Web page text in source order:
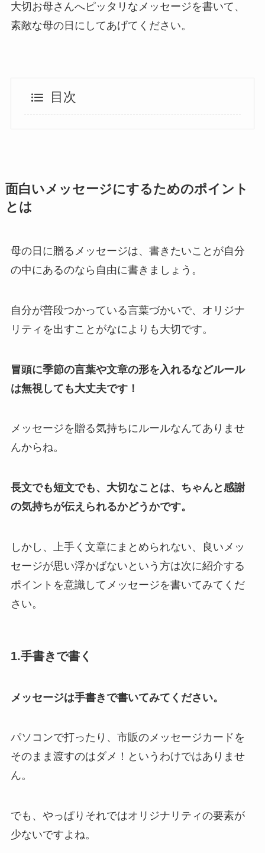
大切お母さんへピッタリなメッセージを書いて、
素敵な母の日にしてあげてください。
目次
面白いメッセージにするためのポイント
とは
母の日に贈るメッセージは、書きたいことが自分
の中にあるのなら自由に書きましょう。
自分が普段つかっている言葉づかいで、オリジナ
リティを出すことがなによりも大切です。
冒頭に季節の言葉や文章の形を入れるなどルール
は無視しても大丈夫です！
メッセージを贈る気持ちにルールなんてありませ
んからね。
長文でも短文でも、大切なことは、ちゃんと感謝
の気持ちが伝えられるかどうかです。
しかし、上手く文章にまとめられない、良いメッ
セージが思い浮かばないという方は次に紹介する
ポイントを意識してメッセージを書いてみてくだ
さい。
1.手書きで書く
メッセージは手書きで書いてみてください。
パソコンで打ったり、市販のメッセージカードを
そのまま渡すのはダメ！というわけではありませ
ん。
でも、やっぱりそれではオリジナリティの要素が
少ないですよね。